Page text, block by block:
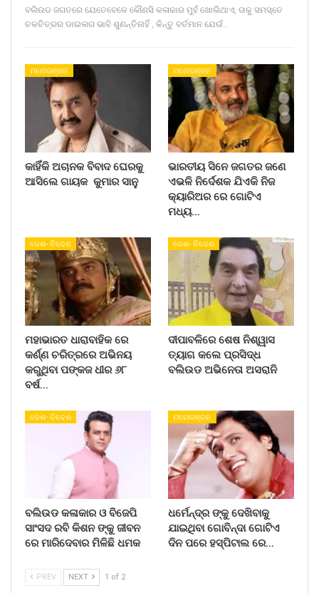
ବଲିଉଡ ଜଗତରେ ଯେତେବେଳେ କୌଣସି କଳାକାର ମୁହଁ ଖୋଲିଥାଏ, ତାକୁ ସମସ୍ତେ
ଚଳଚିତ୍ରର ଡାଇଲଗ ଭାବି ଶୁଣନ୍ତିନାହିଁ , କିନ୍ତୁ ବର୍ତମାନ ଯେଉଁ…
ମନୋରଞ୍ଜନ
କାହିଁକି ଅଚାନକ ବିବାଦ ଘେରକୁ
ଆସିଲେ ଗାୟକ କୁମାର ସାନୁ
ମନୋରଞ୍ଜନ
ଭାରତୀୟ ସିନେ ଜଗତର ଜଣେ
ଏଭଳି ନିର୍ଦେଶକ ଯିଏକି ନିଜ
କ୍ୟାରିଅର ରେ ଗୋଟିଏ
ମଧ୍ୟ…
ଦେଶ- ବିଦେଶ
ମହାଭାରତ ଧାରାବାହିକ ରେ
କର୍ଣ୍ଣ ଚରିତ୍ରରେ ଅଭିନୟ
କରୁଥିବା ପଙ୍କଜ ଧୀର ୬୮
ବର୍ଷ…
ଦେଶ- ବିଦେଶ
ଦୀପାବଳିରେ ଶେଷ ନିଶ୍ୱାସ
ତ୍ୟାଗ କଲେ ପ୍ରସିଦ୍ଧ
ବଲିଉଡ ଅଭିନେତା ଅସରାନି
ଦେଶ- ବିଦେଶ
ବଲିଉଡ କଳାକାର ଓ ବିଜେପି
ସାଂସଦ ରବି କିଶନ ଙ୍କୁ ଜୀବନ
ରେ ମାରିଦେବାର ମିଳିଛି ଧମକ
ମନୋରଞ୍ଜନ
ଧର୍ମେନ୍ଦ୍ର ଙ୍କୁ ଦେଖିବାକୁ
ଯାଇଥିବା ଗୋବିନ୍ଦା ଗୋଟିଏ
ଦିନ ପରେ ହସ୍ପିଟାଲ ରେ…
PREV NEXT 1 of 2